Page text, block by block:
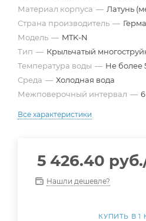
Материал корпуса — Латунь
Страна производитель —
Модель — MTK-N
Тип — Крыльчатый
Температура воды — Не более
Среда — Холодная вода
Межповерочный интервал —
Все характеристики
5 426.40 руб.
Нашли дешевле?
КУПИТЬ В 1